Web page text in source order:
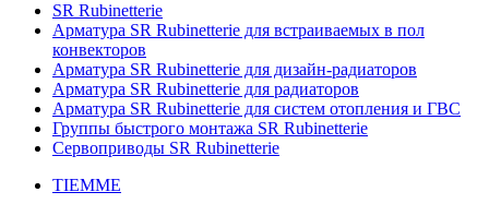
SR Rubinetterie
Арматура SR Rubinetterie для встраиваемых в пол
конвекторов
Арматура SR Rubinetterie для дизайн-радиаторов
Арматура SR Rubinetterie для радиаторов
Арматура SR Rubinetterie для систем отопления и ГВС
Группы быстрого монтажа SR Rubinetterie
Сервоприводы SR Rubinetterie
TIEMME